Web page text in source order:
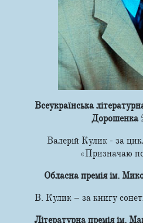
Всеукраїнська
Дорошенка
Валерій Кулик - за
«Призначаю
Обласна премія ім.
В. Кулик – за книгу
Літературна премія ім.